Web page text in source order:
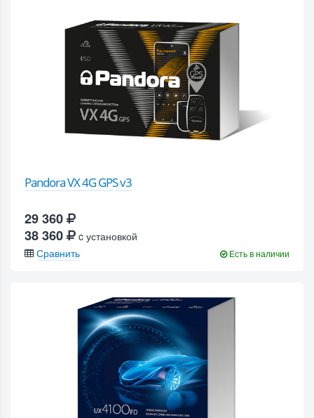
Pandora VX 4G GPS v3
29 360
38 360
c установкой
Сравнить
Есть в наличии